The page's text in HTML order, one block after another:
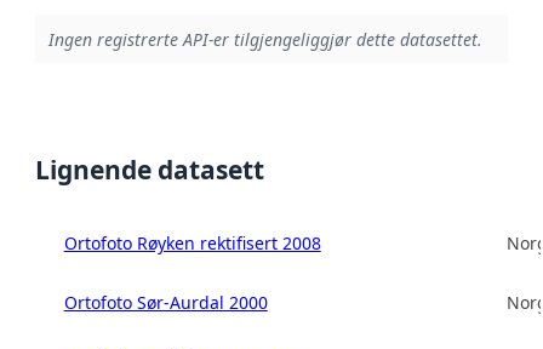
Ingen registrerte API-er tilgjengeliggjør dette datasettet.
Lignende datasett
Ortofoto Røyken rektifisert 2008
Ortofoto Sør-Aurdal 2000